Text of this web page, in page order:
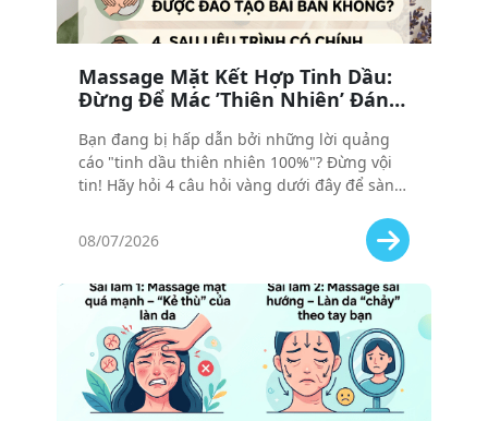
Massage Mặt Kết Hợp Tinh Dầu:
Đừng Để Mác ’Thiên Nhiên’ Đánh
Khi Đặt Lịch
Bạn đang bị hấp dẫn bởi những lời quảng
cáo "tinh dầu thiên nhiên 100%"? Đừng vội
tin! Hãy hỏi 4 câu hỏi vàng dưới đây để sàng
hiệu quả.
08/07/2026